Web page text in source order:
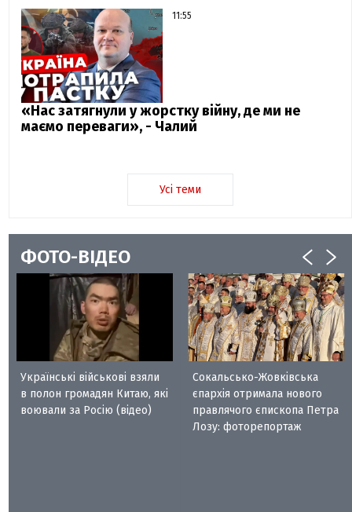
11:55
«Нас затягнули у жорстку війну, де ми не
маємо переваги», - Чалий
Усі теми
ФОТО-ВІДЕО
Українські військові взяли
в полон громадян Китаю, які
воювали за Росію (відео)
Сокальсько-Жовківська
єпархія отримала нового
правлячого єпископа Петра
Лозу: фоторепортаж